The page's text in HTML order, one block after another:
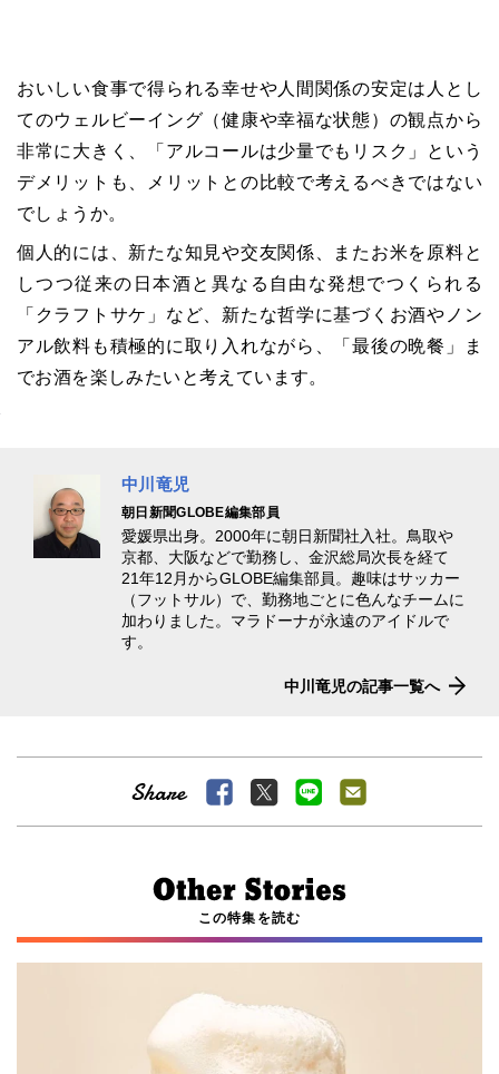
おいしい食事で得られる幸せや人間関係の安定は人とし
てのウェルビーイング（健康や幸福な状態）の観点から
非常に大きく、「アルコールは少量でもリスク」という
デメリットも、メリットとの比較で考えるべきではない
でしょうか。
個人的には、新たな知見や交友関係、またお米を原料と
しつつ従来の日本酒と異なる自由な発想でつくられる
「クラフトサケ」など、新たな哲学に基づくお酒やノン
アル飲料も積極的に取り入れながら、「最後の晩餐」ま
でお酒を楽しみたいと考えています。
中川竜児
朝日新聞GLOBE編集部員
愛媛県出身。2000年に朝日新聞社入社。鳥取や
京都、大阪などで勤務し、金沢総局次長を経て
21年12月からGLOBE編集部員。趣味はサッカー
（フットサル）で、勤務地ごとに色んなチームに
加わりました。マラドーナが永遠のアイドルで
す。
中川竜児の記事一覧へ
この特集を読む